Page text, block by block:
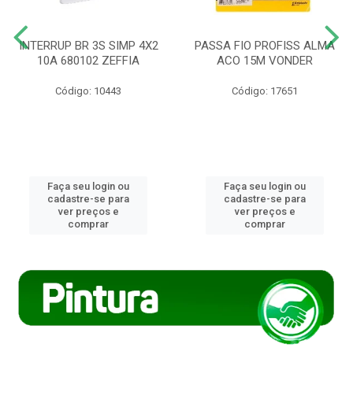
INTERRUP BR 3S SIMP 4X2
10A 680102 ZEFFIA
Código: 10443
Faça seu login ou
cadastre-se para
ver preços e
comprar
PASSA FIO PROFISS ALMA
ACO 15M VONDER
Código: 17651
Faça seu login ou
cadastre-se para
ver preços e
comprar